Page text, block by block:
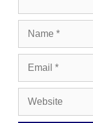
Name
Email
Website